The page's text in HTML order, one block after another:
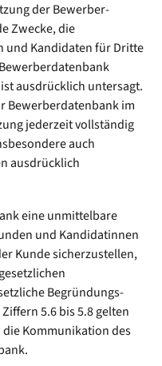
der Bewerber­
Zwecke, die
und Kandidaten für Dritte
ausdrücklich untersagt.
Bewerberdatenbank im
jederzeit vollständig
auch
ausdrücklich
eine unmittelbare
und Kandidatinnen
Kunde sicherzustellen,
Begründungs-
5.6 bis 5.8 gelten
Kommunikation des